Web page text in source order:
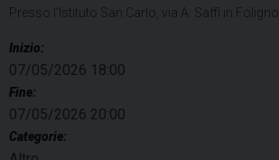
Presso l’Istituto San Carlo, via A. Saffi in Foligno.
Inizio:
07/05/2026 18:00
Fine:
07/05/2026 20:00
Categorie: